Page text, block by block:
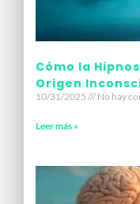
Cómo la
Origen
10/31/2025 No hay
Leer más »